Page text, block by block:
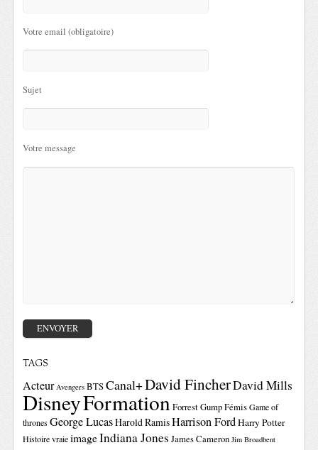
Votre email (obligatoire)
Sujet
Votre message
TAGS
Acteur Avengers BTSCanal+David FincherDavid Mills
DisneyFormation Forrest GumpFémis Game of
thrones George LucasHarold RamisHarrison FordHarry Potter
Histoire vraie imageIndiana Jones James Cameron Jim Broadbent